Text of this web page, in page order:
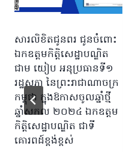
សារលិខិតជូនពរ ​ជូនចំពោះ
ឯកឧត្តមកិត្តិសេដ្ឋាបណ្ឌិត
ជាម យៀប អនុប្រធានទី១
រដ្ឋសភា នៃព្រះរាជាណាចក្រ
កម្ពុជា ​ក្នុងឱកាសចូលឆ្នាំថ្មី
ឆ្នាំសកល ២០២៤ ឯកឧត្តម
កិត្តិសេដ្ឋាបណ្ឌិត ជាទី
គោរពដ៍ខ្ពង់ខ្ពស់